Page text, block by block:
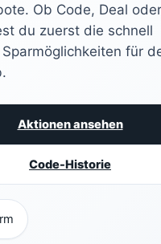
Ob Code, Deal
du zuerst die schnell
für
Aktionen ansehen
Code-Historie